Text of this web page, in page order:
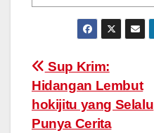
Post
navigation
Sup Krim:
Hidangan Lembut
hokijitu yang Selalu
Punya Cerita